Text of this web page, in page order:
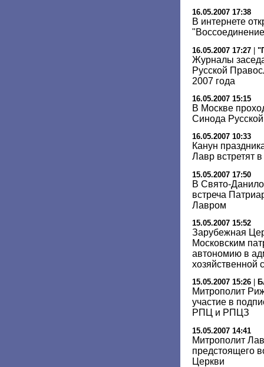
16.05.2007 17:38
В интернете
16.05.2007 17:27 |
Журналы
Русской
2007 года
16.05.2007 15:15
В Москве
Синода
16.05.2007 10:33
Канун
Лавр встретят
15.05.2007 17:50
В Свято-
встреча
Лавром
15.05.2007 15:52
Зарубежная
Московским
автономию в
хозяйственной
15.05.2007 15:26
Митрополит
участие в
РПЦ и РПЦЗ
15.05.2007 14:41
Митрополит
предстоящего
Церкви